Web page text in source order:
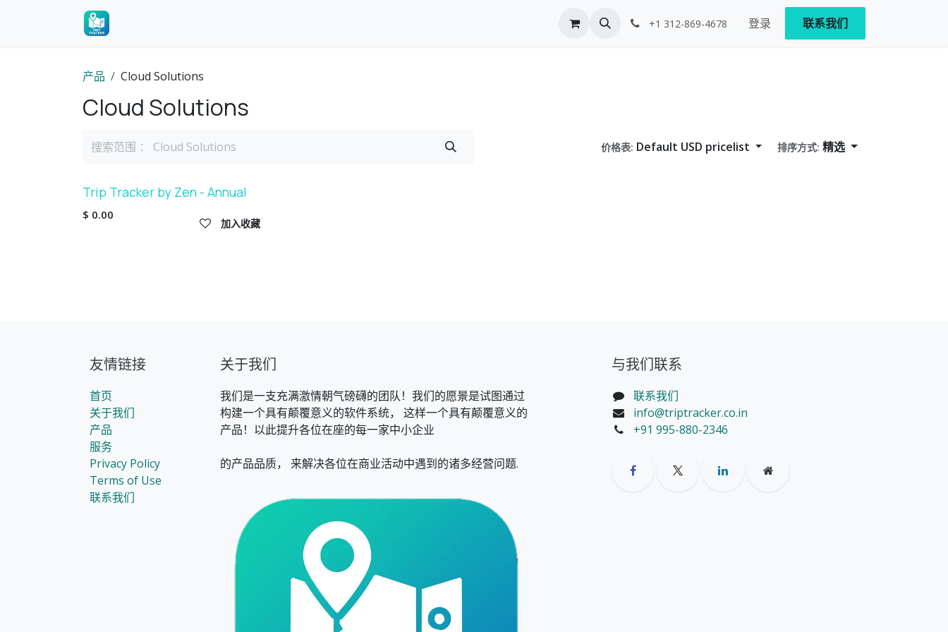
+1 312-869-4678 登录 联系我们
产品 Cloud Solutions
Cloud Solutions
价格表: Default USD pricelist 排序方式: 精选
Trip Tracker by Zen - Annual
$ 0.00
加入收藏
友情链接
首页
关于我们
产品
服务
Privacy Policy
Terms of Use
联系我们
与我们联系
联系我们
info@triptracker.co.in
+91 995-880-2346
关于我们
我们是一支充满激情朝气磅礴的团队！我们的愿景是试图通过
构建一个具有颠覆意义的软件系统， 这样一个具有颠覆意义的
产品！以此提升各位在座的每一家中小企业
的产品品质， 来解决各位在商业活动中遇到的诸多经营问题.